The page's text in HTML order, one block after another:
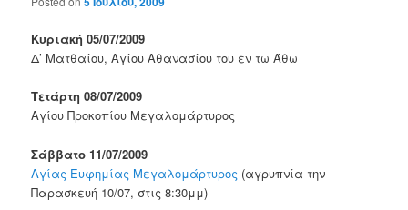
Κυριακή 05/07/2009
Δ’ Ματθαίου, Αγίου Αθανασίου του εν τω Άθω
Τετάρτη 08/07/2009
Αγίου Προκοπίου Μεγαλομάρτυρος
Σάββατο 11/07/2009
Αγίας Ευφημίας Μεγαλομάρτυρος (αγρυπνία την
Παρασκευή 10/07, στις 8:30μμ)